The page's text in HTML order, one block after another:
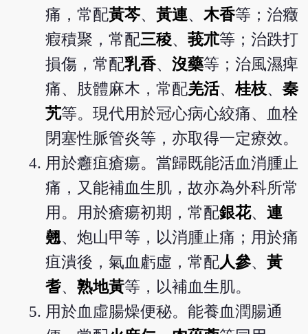
痛，常配黃芩、黃連、木香等；治癥
瘕積聚，常配三稜、莪朮等；治跌打
損傷，常配乳香、沒藥等；治風濕痺
痛、肢體麻木，常配羌活、桂枝、秦
艽等。現代用於冠心病心絞痛、血栓
閉塞性脈管炎等，亦取得一定療效。
用於癰疽瘡瘍。當歸既能活血消腫止
痛，又能補血生肌，故亦為外科所常
用。用於瘡瘍初期，常配銀花、連
翹、炮山甲等，以消腫止痛；用於痛
疽潰後，氣血虧虛，常配人參、黃
耆、熟地黃等，以補血生肌。
用於血虛腸燥便秘。能養血潤腸通